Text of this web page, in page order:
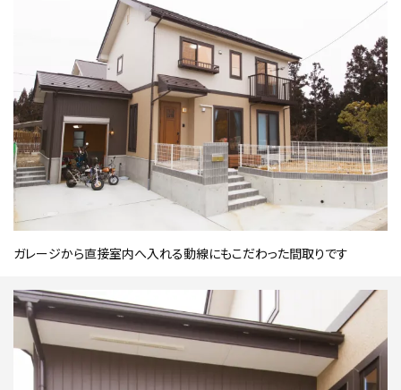
ガレージから直接室内へ入れる動線にもこだわった間取りです